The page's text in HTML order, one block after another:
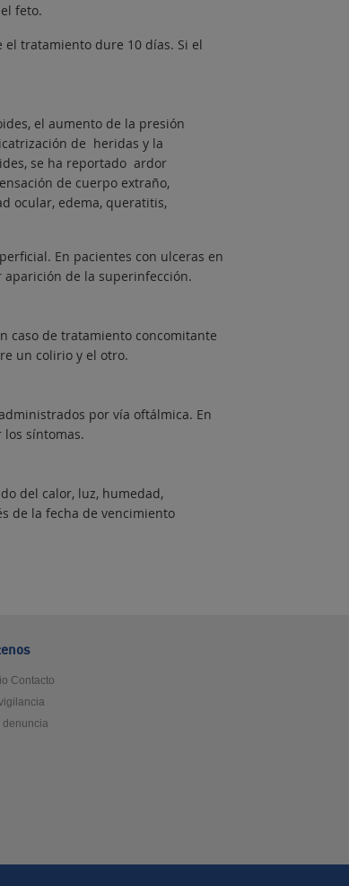
feto.
tratamiento dure 10 días. Si el
el aumento de la presión
de heridas y la
se ha reportado ardor
de cuerpo extraño,
ocular, edema, queratitis,
En pacientes con ulceras en
de la superinfección.
caso de tratamiento concomitante
un colirio y el otro.
por vía oftálmica. En
síntomas.
del calor, luz, humedad,
de la fecha de vencimiento
Contacto
denuncia